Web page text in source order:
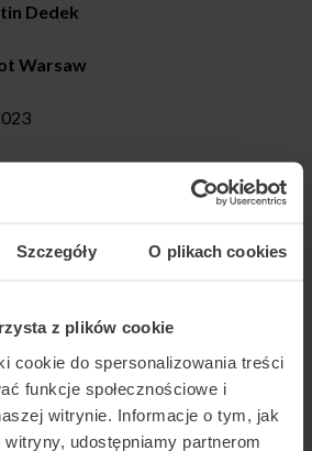
Szczegóły O plikach cookies
z plików cookie
cookie do spersonalizowania treści
funkcje społecznościowe i
witrynie. Informacje o tym, jak
udostępniamy partnerom
Dedek
Warsaw
freefly estático,
Dynamic 2way
FAI World Championship,
Categoria: Dynamic 4way